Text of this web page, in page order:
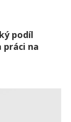
podíl
práci na